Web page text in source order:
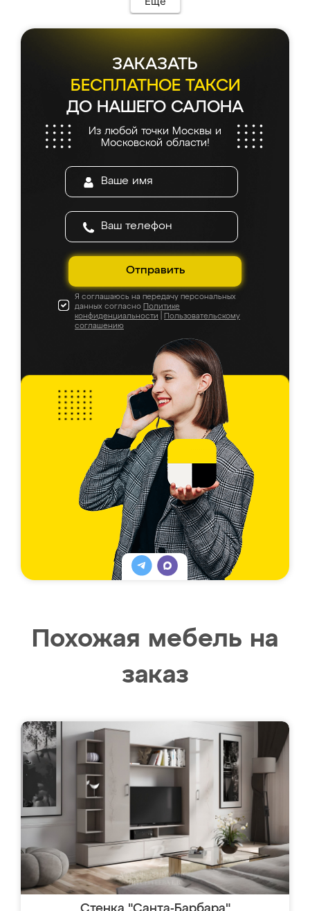
ЗАКАЗАТЬ
БЕСПЛАТНОЕ ТАКСИ
ДО НАШЕГО САЛОНА
Из любой точки Москвы и
Московской области!
Отправить
Я соглашаюсь на передачу персональных
данных согласно Политике
конфиденциальности
Пользовательскому
соглашению
Похожая мебель на
заказ